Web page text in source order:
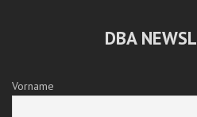
DBA
Vorname